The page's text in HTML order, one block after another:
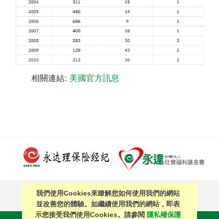
相關連結: 美國官方訊息
PAGE TOP
我們使用Cookies來瞭解您如何使用我們的網站
並改善您的體驗。如繼續使用我們的網站，即表
示您接受我們使用Cookies。請參閱 隱私權保護